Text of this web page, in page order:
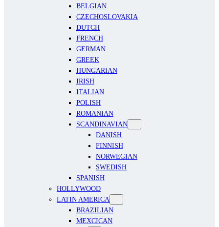
BELGIAN
CZECHOSLOVAKIA
DUTCH
FRENCH
GERMAN
GREEK
HUNGARIAN
IRISH
ITALIAN
POLISH
ROMANIAN
SCANDINAVIAN
DANISH
FINNISH
NORWEGIAN
SWEDISH
SPANISH
HOLLYWOOD
LATIN AMERICA
BRAZILIAN
MEXCICAN